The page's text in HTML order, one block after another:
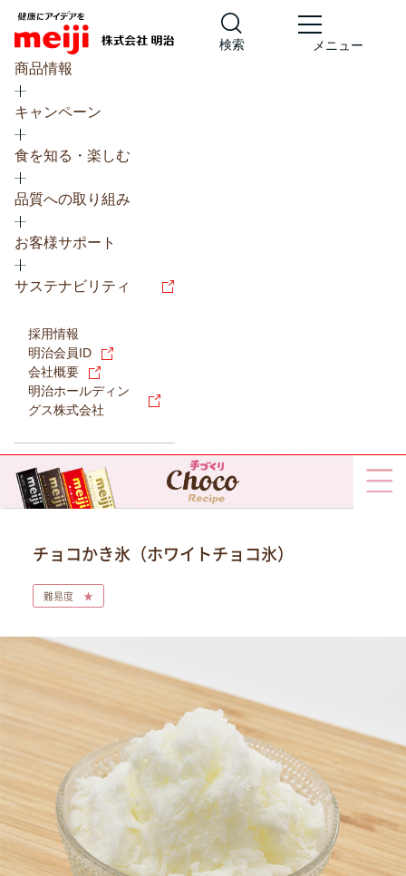
検索 メニュー
商品情報
キャンペーン
食を知る・楽しむ
品質への取り組み
お客様サポート
サステナビリティ
採用情報
明治会員ID
会社概要
明治ホールディン
グス株式会社
チョコかき氷（ホワイトチョコ氷）
難易度 ★